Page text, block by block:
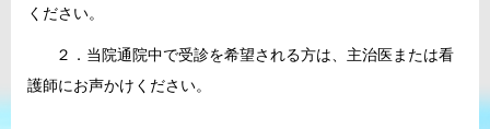
ください。
２．当院通院中で受診を希望される方は、主治医または看
護師にお声かけください。